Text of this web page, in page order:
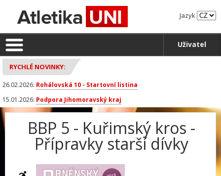
Jazyk
Uživatel
RYCHLÉ NOVINKY:
26.02.2026: Rohálovská 10 - Startovní listina
15.01.2026: Podpora Jihomoravský kraj
BBP 5 - Kuřimský kros -
Přípravky starší dívky